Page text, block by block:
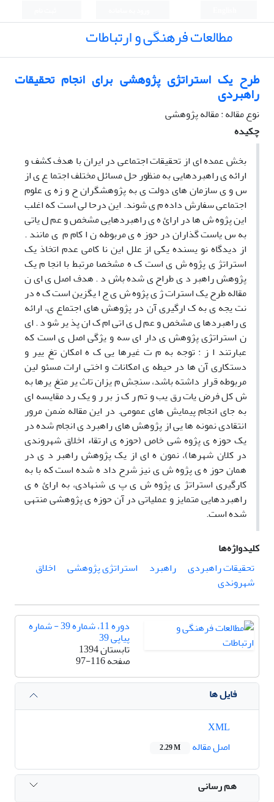
مطالعات فرهنگی و ارتباطات
طرح یک استراتژی پژوهشی برای انجام تحقیقات
راهبردی
نوع مقاله : مقاله پژوهشی
چکیده
بخش عمده ای از تحقیقات اجتماعی در ایران با هدف کشف و
ارائه ی راهبردهایی به منظور حل مسائل مختلف اجتما ع ی از
س و ی سازمان های دولت ی به پژوهشگران ح و زه ی علوم
اجتماعی سفارش داده م ی شوند. این درحا لی است که اغلب
این پژوه ش ها در ارائ ه ی راهبردهایی مشخص و عم ل یاتی
به س یاست گذاران در حوز ه ی مربوطه ن ا کام م ی مانند .
از دیدگاه نو یسنده یکی از علل این نا کامی عدم اتخاذ یک
استراتژ ی پژوه ش ی است ک ه مشخصا مرتبط با انجا م یک
پژوهش راهبر د ی طراح ی شده باش د . هدف اصل ی ای ن
مقاله طرح یک استرات ژ ی پژوه ش ی ج ا یگزین است ک ه در
نت یجه ی به ک ارگیری آن در پژوهش های اجتماع ی، ارائه
ی راهبردها ی مشخص و عم ل ی اتی ام ک ان پذ یر شو د . ای
ن استراتژی پژوهش ی دار ای سه و یژگی اصل ی است که
عبارتند ا ز : توجه به م ت غیرها یی ک ه امکان تغ ییر و
دستکاری آن ها در حیطه ی امکانات و اختی ارات مسئو لین
مربوطه قرار داشته باشد، سنجش م یزان تاث یر متغ یرها به
ش کل فرض یات رق یب و تم ر ک ز بر ر و یک رد مقایسه ای
به جای انجام پیمایش های عمومی. در این مقاله ضمن مرور
انتقادی نمونه ها یی از پژوهش های راهبرد ی انجام شده در
یک حوزه ی پژوه شی خاص (حوزه ی ارتقاء اخلاق شهروندی
در کلان شهرها)، نمون ه ای از یک پژوهش راهبر د ی در
همان حوز ه ی پژوه ش ی نیز شرح داد ه شده است که با به
کارگیری استراتژ ی پژوه ش ی پ ی شنهادی، به ارائ ه ی
راهبردهایی متمایز و عملیاتی در آن حوزه ی پژوهشی منتهی
شده است.
کلیدواژه‌ها
تحقیقات راهبردی
راهبرد استراتژی پژوهشی
اخلاق
شهروندی
دوره 11، شماره 39 - شماره
پیاپی 39
تابستان 1394
صفحه97-116
فایل ها
اصل مقاله
2.29 M
هم رسانی